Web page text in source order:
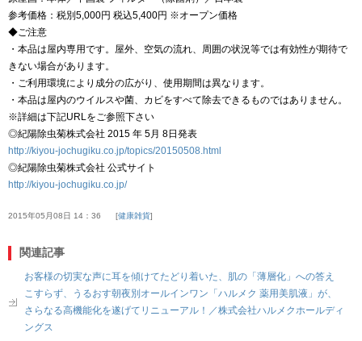
参考価格：税別5,000円 税込5,400円 ※オープン価格
◆ご注意
・本品は屋内専用です。屋外、空気の流れ、周囲の状況等では有効性が期待で
きない場合があります。
・ご利用環境により成分の広がり、使用期間は異なります。
・本品は屋内のウイルスや菌、カビをすべて除去できるものではありません。
※詳細は下記URLをご参照下さい
◎紀陽除虫菊株式会社 2015 年 5月 8日発表
http://kiyou-jochugiku.co.jp/topics/20150508.html
◎紀陽除虫菊株式会社 公式サイト
http://kiyou-jochugiku.co.jp/
2015年05月08日 14：36 健康雑貨
関連記事
お客様の切実な声に耳を傾けてたどり着いた、肌の「薄層化」への答え
こすらず、うるおす朝夜別オールインワン「ハルメク 薬用美肌液」が、
さらなる高機能化を遂げてリニューアル！／株式会社ハルメクホールディ
ングス